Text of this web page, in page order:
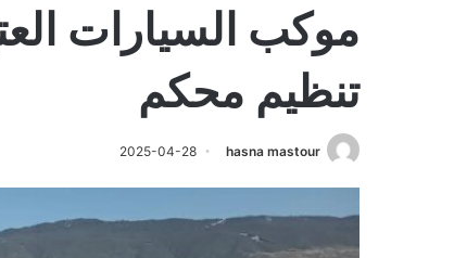
موكب السيارات
تنظيم محكم
hasna mastour
2025-04-28